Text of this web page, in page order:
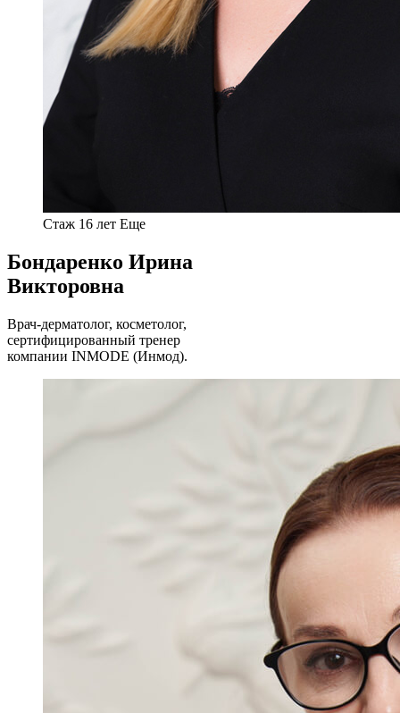
Стаж 16 лет Еще
Бондаренко Ирина
Викторовна
Врач-дерматолог, косметолог,
сертифицированный тренер
компании INMODE (Инмод).